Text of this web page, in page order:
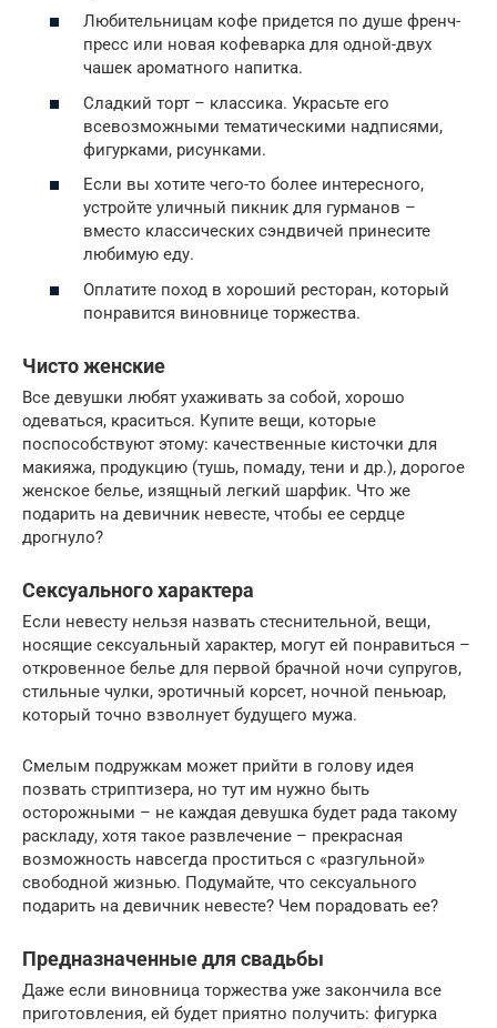
Любительницам кофе придется по душе френч-
пресс или новая кофеварка для одной-двух
чашек ароматного напитка.
Сладкий торт – классика. Украсьте его
всевозможными тематическими надписями,
фигурками, рисунками.
Если вы хотите чего-то более интересного,
устройте уличный пикник для гурманов –
вместо классических сэндвичей принесите
любимую еду.
Оплатите поход в хороший ресторан, который
понравится виновнице торжества.
Чисто женские
Все девушки любят ухаживать за собой, хорошо
одеваться, краситься. Купите вещи, которые
поспособствуют этому: качественные кисточки для
макияжа, продукцию (тушь, помаду, тени и др.), дорогое
женское белье, изящный легкий шарфик. Что же
подарить на девичник невесте, чтобы ее сердце
дрогнуло?
Сексуального характера
Если невесту нельзя назвать стеснительной, вещи,
носящие сексуальный характер, могут ей понравиться –
откровенное белье для первой брачной ночи супругов,
стильные чулки, эротичный корсет, ночной пеньюар,
который точно взволнует будущего мужа.
Смелым подружкам может прийти в голову идея
позвать стриптизера, но тут им нужно быть
осторожными – не каждая девушка будет рада такому
раскладу, хотя такое развлечение – прекрасная
возможность навсегда проститься с «разгульной»
свободной жизнью. Подумайте, что сексуального
подарить на девичник невесте? Чем порадовать ее?
Предназначенные для свадьбы
Даже если виновница торжества уже закончила все
приготовления, ей будет приятно получить: фигурка